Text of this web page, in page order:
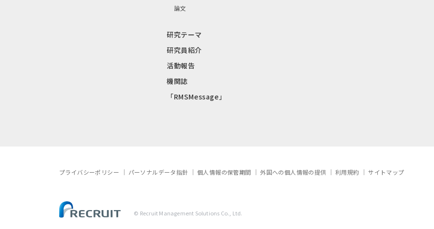
論文
研究テーマ
研究員紹介
活動報告
機関誌
「RMSMessage」
プライバシーポリシー パーソナルデータ指針 個人情報の保管期間 外国への個人情報の提供 利用規約 サイトマップ
© Recruit Management Solutions Co., Ltd.